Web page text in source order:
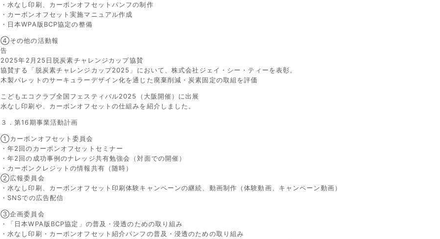
・水なし印刷、カーボンオフセットパンフの制作
・カーボンオフセット実施マニュアル作成
・日本WPA版BCP協定の整備
④その他の活動報
2025年2月25日脱炭素チャレンジカップ協賛
協賛する「脱炭素チャレンジカップ2025」において、株式会社ジェイ・シー・ティーを表彰。
木製パレットのサーキュラーデザイン化を通じた廃棄削減・炭素固定の取組を評価
こどもエコクラブ全国フェスティバル2025（大阪開催）に出展
水なし印刷や、カーボンオフセットの仕組みを紹介しました。
３．第16期事業活動計画
①カーボンオフセット委員会
・年2回のカーボンオフセットセミナー
・年2回の成功事例のナレッジ共有勉強会（対面での開催）
・カーボンクレジットの情報共有（随時）
②広報委員会
・水なし印刷、カーボンオフセット印刷体験キャンペーンの継続、動画制作（体験動画、キャンペーン動画）
・SNSでの広告配信
③企画委員会
・「日本WPA版BCP協定」の普及・浸透のための取り組み
・水なし印刷・カーボンオフセット紹介パンフの普及・浸透のための取り組み